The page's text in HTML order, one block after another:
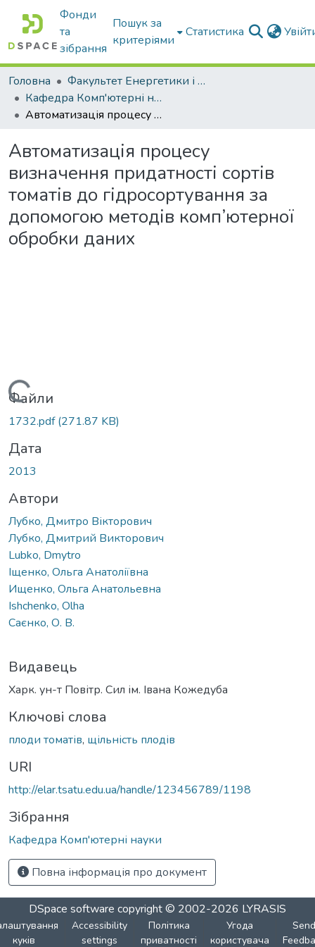
Фонди
та
зібрання
Пошук за
критеріями
Статистика
Головна
Факультет Енергетики і комп'ютерних технологій
Кафедра Комп'ютерні науки
Автоматизація процесу визначення придатності сортів томатів до гідросортування за допомогою методів комп’ютерної обробки даних
Автоматизація процесу
визначення придатності сортів
томатів до гідросортування за
допомогою методів комп’ютерної
обробки даних
Вантажиться...
Файли
1732.pdf(271.87 KB)
Дата
2013
Автори
Лубко, Дмитро Вікторович
Лубко, Дмитрий Викторович
Lubko, Dmytro
Іщенко, Ольга Анатоліївна
Ищенко, Ольга Анатольевна
Ishchenko, Olha
Саєнко, О. В.
Видавець
Харк. ун-т Повітр. Сил ім. Івана Кожедуба
Ключові слова
плоди томатів, щільність плодів
URI
http://elar.tsatu.edu.ua/handle/123456789/1198
Зібрання
Кафедра Комп'ютерні науки
Повна інформація про документ
DSpace software copyright © 2002-2026 LYRASIS
куків
Accessibility
settings
Політика
приватності
Угода
користувача
Send